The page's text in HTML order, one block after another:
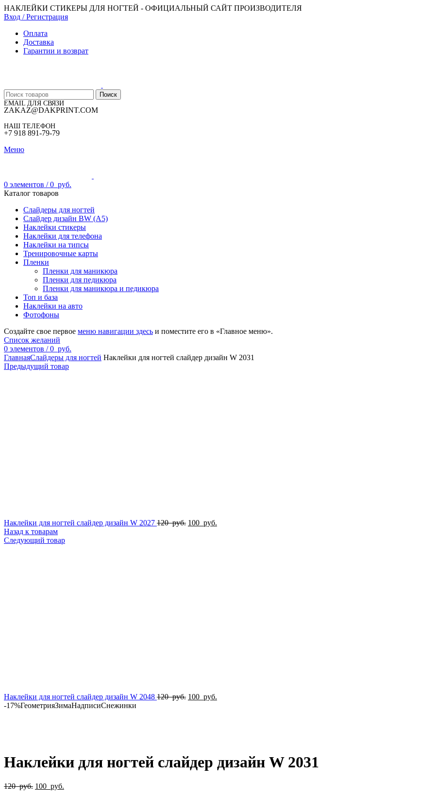
НАКЛЕЙКИ СТИКЕРЫ ДЛЯ НОГТЕЙ - ОФИЦИАЛЬНЫЙ САЙТ ПРОИЗВОДИТЕЛЯ
Вход / Регистрация
Оплата
Доставка
Гарантии и возврат
Поиск
EMAIL ДЛЯ СВЯЗИ
ZAKAZ@DAKPRINT.COM
НАШ ТЕЛЕФОН
+7 918 891-79-79
Меню
0 элементов / 0 руб.
Каталог товаров
Слайдеры для ногтей
Слайдер дизайн BW (A5)
Наклейки стикеры
Наклейки для телефона
Наклейки на типсы
Тренировочные карты
Пленки
Пленки для маникюра
Пленки для педикюра
Пленки для маникюра и педикюра
Топ и база
Наклейки на авто
Фотофоны
Создайте свое первое меню навигации здесь и поместите его в «Главное меню».
Список желаний
0 элементов / 0 руб.
ГлавнаяСлайдеры для ногтей Наклейки для ногтей слайдер дизайн W 2031
Предыдущий товар
Наклейки для ногтей слайдер дизайн W 2027 120руб. Первоначальная
100 руб.
Назад к товарам
Следующий товар
Наклейки для ногтей слайдер дизайн W 2048 120руб. Первоначальная
100 руб.
-17%ГеометрияЗимаНадписиСнежинки
Наклейки для ногтей слайдер дизайн W 2031
120руб. Первоначальная
100 руб.